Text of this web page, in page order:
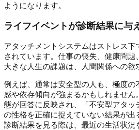
ようになります。
ライフイベントが診断結果に与
アタッチメントシステムはストレス下
されています。仕事の喪失、健康問
大きな人生の課題は、人間関係への欲
例えば、通常は安全型の人も、極度の
感や依存傾向が強まるかもしれません
態が回答に反映され、「不安型アタッ
の性格を正確に捉えていない結果が出
診断結果を見る際は、最近の生活状況